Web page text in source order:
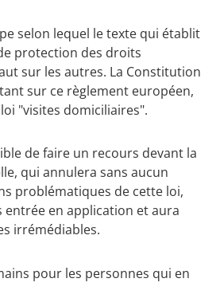
selon lequel le texte qui établit
protection des droits
sur les autres. La Constitution
sur ce règlement européen,
"visites domiciliaires".
de faire un recours devant la
qui annulera sans aucun
problématiques de cette loi,
en application et aura
irrémédiables.
pour les personnes qui en